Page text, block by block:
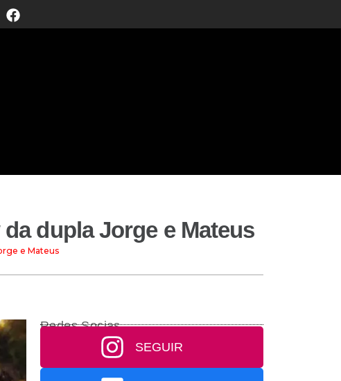
dupla Jorge e Mateus
e Mateus
Redes Socias
SEGUIR